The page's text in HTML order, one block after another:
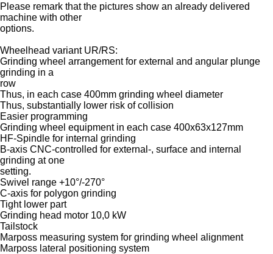
Please remark that the pictures show an already delivered
machine with other
options.
Wheelhead variant UR/RS:
Grinding wheel arrangement for external and angular plunge
grinding in a
row
Thus, in each case 400mm grinding wheel diameter
Thus, substantially lower risk of collision
Easier programming
Grinding wheel equipment in each case 400x63x127mm
HF-Spindle for internal grinding
B-axis CNC-controlled for external-, surface and internal
grinding at one
setting.
Swivel range +10°/-270°
C-axis for polygon grinding
Tight lower part
Grinding head motor 10,0 kW
Tailstock
Marposs measuring system for grinding wheel alignment
Marposs lateral positioning system